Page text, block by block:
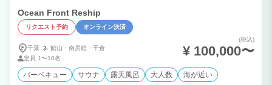
Ocean Front Reship
リクエスト予約 オンライン決済
千葉 館山・ 南房総・ 千倉
定員 1〜10名
(税込)
¥ 100,000〜
バーベキュー サウナ 露天風呂 大人数 海が近い